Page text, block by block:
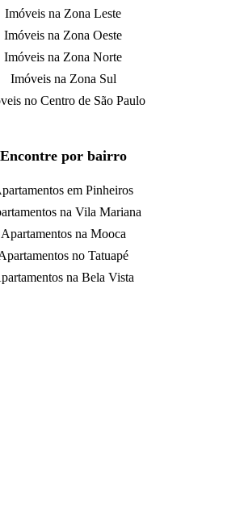
Imóveis na Zona Leste
Imóveis na Zona Oeste
Imóveis na Zona Norte
Imóveis na Zona Sul
no Centro de São Paulo
Encontre por bairro
em Pinheiros
na Vila Mariana
Apartamentos na Mooca
no Tatuapé
na Bela Vista